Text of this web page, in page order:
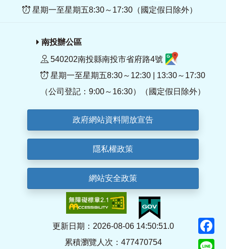
星期一至星期五8:30～17:30（國定假日除外）
南投辦公區
540202南投縣南投市省府路4號
星期一至星期五8:30～12:30 | 13:30～17:30
（公司登記：9:00～16:30）（國定假日除外）
政府網站資料開放宣告
隱私權政策
網站安全政策
更新日期：2026-08-06 14:50:51.0
累積瀏覽人次：477470754